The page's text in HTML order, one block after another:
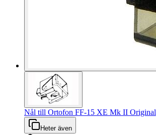
Nål till Ortofon FF-15 XE Mk II Original
Heter även